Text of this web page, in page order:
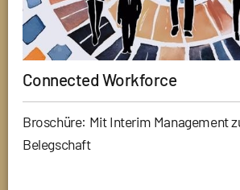
Connected Workforce
Broschüre: Mit Interim Management
Belegschaft